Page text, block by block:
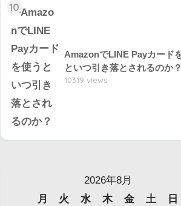
10
AmazonでLINE Payカード
といつ引き落とされるのか？
10319 views
2026年8月
月
火 水 木 金 土
日